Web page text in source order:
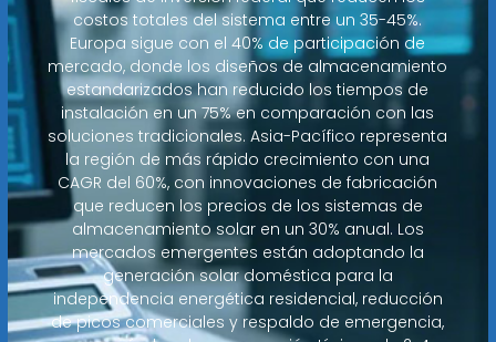
costos totales del sistema entre un 35-45%.
Europa sigue con el 40% de participación de
mercado, donde los diseños de almacenamiento
estandarizados han reducido los tiempos de
instalación en un 75% en comparación con las
soluciones tradicionales. Asia-Pacífico representa
la región de más rápido crecimiento con una
CAGR del 60%, con innovaciones de fabricación
que reducen los precios de los sistemas de
almacenamiento solar en un 30% anual. Los
mercados emergentes están adoptando la
generación solar doméstica para la
independencia energética residencial, reducción
de picos comerciales y respaldo de emergencia,